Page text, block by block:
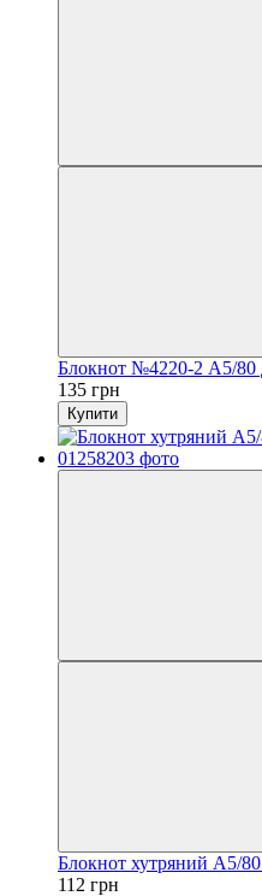
Блокнот №4220-2 А5/80
135 грн
Купити
Блокнот хутряний А5/
112 грн